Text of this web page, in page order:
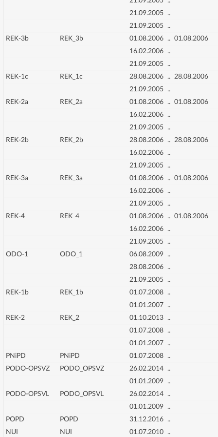
21.09.2005
..
21.09.2005
..
REK-3b
REK_3b 01.08.2006 .. 01.08.2006
16.02.2006
..
21.09.2005
..
REK-1c
REK_1c 28.08.2006 .. 28.08.2006
21.09.2005
..
REK-2a
REK_2a 01.08.2006 .. 01.08.2006
16.02.2006
..
21.09.2005
..
REK-2b
REK_2b 28.08.2006 .. 28.08.2006
16.02.2006
..
21.09.2005
..
REK-3a
REK_3a 01.08.2006 .. 01.08.2006
16.02.2006
..
21.09.2005
..
REK-4
REK_4 01.08.2006 .. 01.08.2006
16.02.2006
..
21.09.2005
..
ODO-1
ODO_1 06.08.2009
..
28.08.2006
..
21.09.2005
..
REK-1b
REK_1b 01.07.2008
..
01.01.2007
..
REK-2
REK_2 01.10.2013
..
01.07.2008
..
01.01.2007
..
PNiPD
PNiPD 01.07.2008
..
PODO-OPSVZ
PODO_OPSVZ 26.02.2014
..
01.01.2009
..
PODO-OPSVL
PODO_OPSVL 26.02.2014
..
01.01.2009
..
POPD
POPD 31.12.2016
..
NUI
NUI 01.07.2010
..